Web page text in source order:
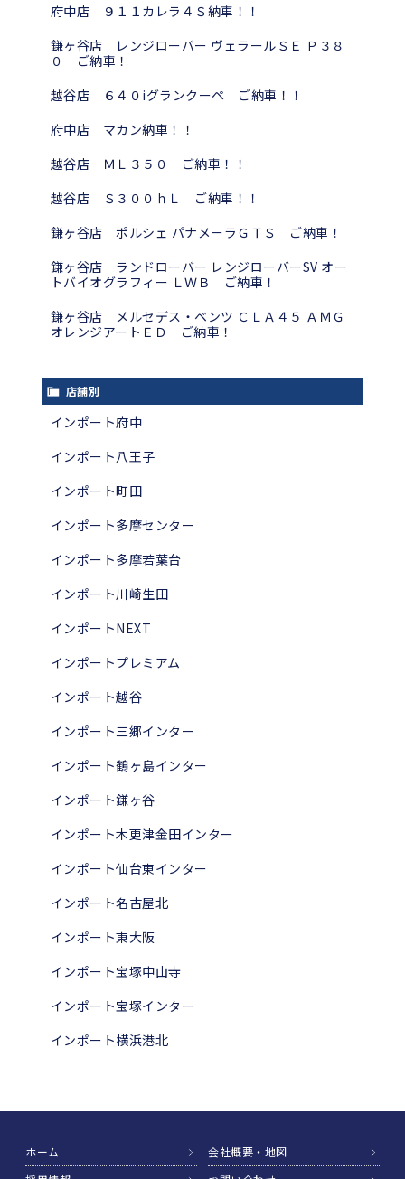
府中店 ９１１カレラ４Ｓ納車！！
鎌ヶ谷店 レンジローバー ヴェラールＳＥ Ｐ３８
０ ご納車！
越谷店 ６４０iグランクーペ ご納車！！
府中店 マカン納車！！
越谷店 ＭＬ３５０ ご納車！！
越谷店 Ｓ３００ｈＬ ご納車！！
鎌ヶ谷店 ポルシェ パナメーラＧＴＳ ご納車！
鎌ヶ谷店 ランドローバー レンジローバーSV オー
トバイオグラフィー ＬＷＢ ご納車！
鎌ヶ谷店 メルセデス・ベンツ ＣＬＡ４５ ＡＭＧ
オレンジアートＥＤ ご納車！
店舗別
インポート府中
インポート八王子
インポート町田
インポート多摩センター
インポート多摩若葉台
インポート川崎生田
インポートNEXT
インポートプレミアム
インポート越谷
インポート三郷インター
インポート鶴ヶ島インター
インポート鎌ヶ谷
インポート木更津金田インター
インポート仙台東インター
インポート名古屋北
インポート東大阪
インポート宝塚中山寺
インポート宝塚インター
インポート横浜港北
ホーム
会社概要・地図